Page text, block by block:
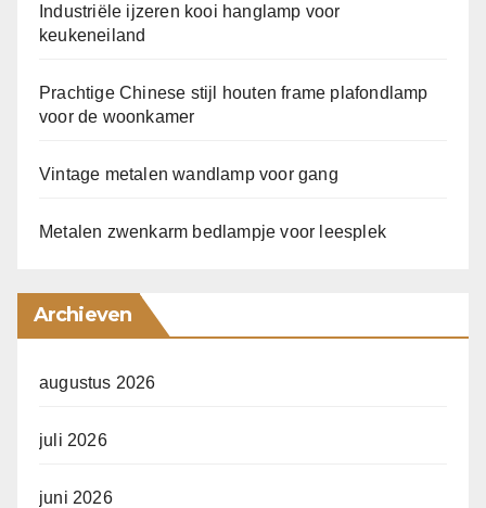
Industriële ijzeren kooi hanglamp voor
keukeneiland
Prachtige Chinese stijl houten frame plafondlamp
voor de woonkamer
Vintage metalen wandlamp voor gang
Metalen zwenkarm bedlampje voor leesplek
Archieven
augustus 2026
juli 2026
juni 2026